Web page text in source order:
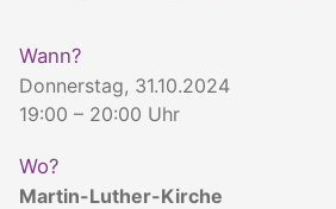
Wann?
Donnerstag, 31.10.2024
19:00 – 20:00 Uhr
Wo?
Martin-Luther-Kirche